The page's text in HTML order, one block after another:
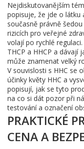
Nejdiskutovanějším
popisuje, že jde o látku
současně právně
rizicích pro veřejné
volají po rychlé
THCP a HHCP a
může znamenat velký
V souvislosti s HHC se
účinky květy HHC a
popisují, jak se tyto
na co si dát pozor při
testování a označení
PRAKTICKÉ
CENA A